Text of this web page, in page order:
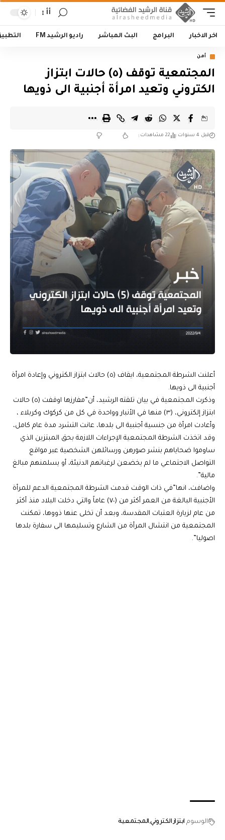
أأ
اخر الاخبار البرامج البث المباشر راديو الرشيد FM
أمن
المجتمعية توقف (٥) حالات ابتزاز
الكتروني وتعيد امرأة أجنبية الى ذويها
قبل 4 سنوات 22 مشاهدات
أعلنت الشرطة المجتمعية، ايقاف (٥) حالات ابتزاز الكتروني وإعادة امرأة
أجنبية الى ذويها.
وذكرت المجتمعية في بيان تلقته الرشيد، أن”مفارزها اوقفت (٥) حالات
ابتزاز إلكتروني، (٣) منها في الأنبار وواحدة في كل من كركوك وكربلاء ،
وأعادت امرأة من جنسية أجنبية الى بلدها، عانت التشرد مدة عام كامل،
وقد اتخذت الشرطة المجتمعية الإجراءات اللازمة بحق المبتزين الذي
ساوموا ضحاياهم بنشر صورهن ورسائلهن الشخصية عبر مواقع
التواصل الاجتماعي ما لم يخضعن لرغباتهم الدنيئة، أو يسلمنهم مبالغ
مالية”.
واضافت، انها”في ذات الوقت قدمت الشرطة المجتمعية الدعم للمرأة
الأجنبية البالغة من العمر أكثر من (٧٠) عاماً والتي دخلت البلاد منذ أكثر
من عام لزيارة العتبات المقدسة، وبعد أن تخلى عنها ذووها، تمكنت
المجتمعية من انتشال المرأة من الشارع وتسليمها الى سفارة بلدها
اصوليا”.
الوسوم ابتزاز الكتروني المجتمعية